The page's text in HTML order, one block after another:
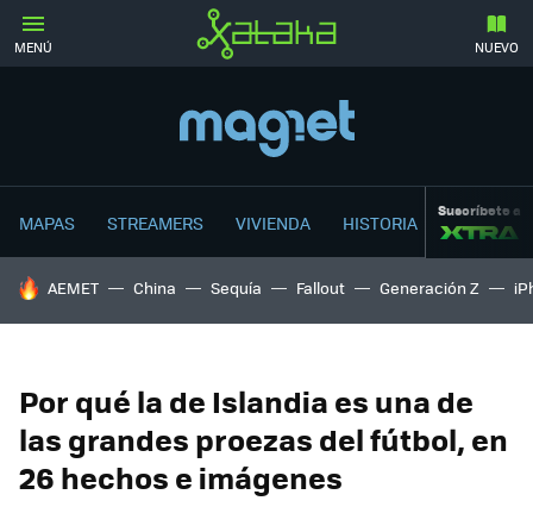
MENÚ NUEVO
MAPAS STREAMERS VIVIENDA HISTORIA Suscríbete a
HOY SE HABLA DE
AEMET China Sequía Fallout Generación Z
Por qué la de Islandia es una de
las grandes proezas del fútbol, en
26 hechos e imágenes